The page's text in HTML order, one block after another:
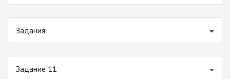
Задания
Задание 11